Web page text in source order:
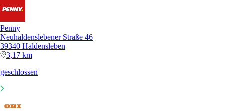
Penny
Neuhaldenslebener Straße 46
39340 Haldensleben
3,17 km
geschlossen